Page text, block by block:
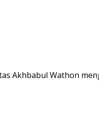
Akhbabul Wathon